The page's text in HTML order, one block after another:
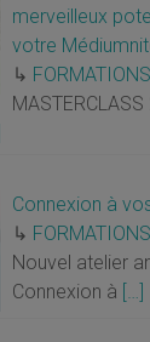
merveilleux
votre
↳
Connexion à
↳
Nouvel atelier
Connexion à […]